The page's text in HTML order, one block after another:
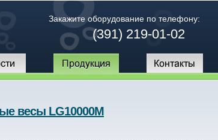
Закажите оборудование по телефону:
(391) 219-01-02
весы LG10000M